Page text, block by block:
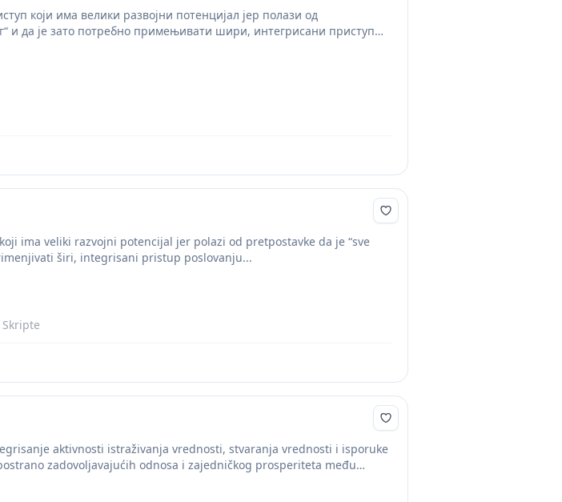
који има велики развојни потенцијал јер полази од
и да је зато потребно примењивати шири, интегрисани приступ
ima veliki razvojni potencijal jer polazi od pretpostavke da je “sve
širi, integrisani pristup poslovanju...
aktivnosti istraživanja vrednosti, stvaranja vrednosti i isporuke
zadovoljavajućih odnosa i zajedničkog prosperiteta među